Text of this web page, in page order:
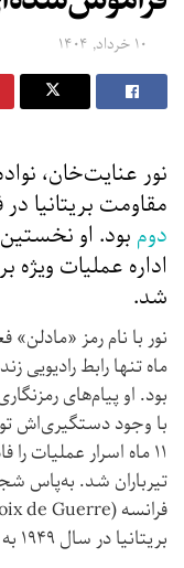
۱۰ خرداد, ۱۴۰۴
نور عنایت‌خان،
مقاومت بریتانیا
دوم بود. او
شد.
ماه تنها رابط
بود. او پیام‌های
با وجود دستگیری‌اش
۱۱ ماه اسرار عملیات
تیرباران شد.
بریتانیا در سال ۱۹۴۹ به او اعطا شد.